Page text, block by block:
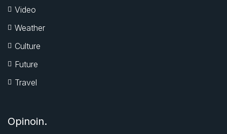
Video
Weather
Culture
Future
Travel
Opinoin.